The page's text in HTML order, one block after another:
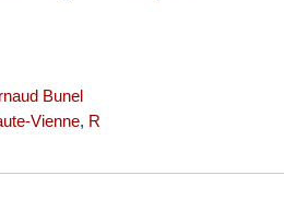
Bunel
Vienne, R